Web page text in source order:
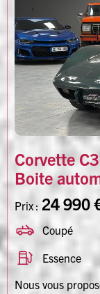
Corvette
Boite
Prix : 24 990
Coupé
Essence
Nous vous